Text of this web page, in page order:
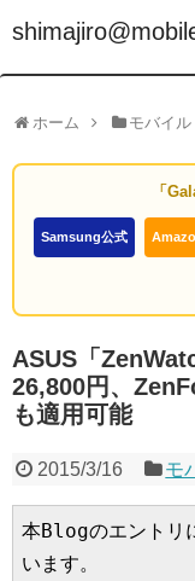
ホーム モバイル
「
Samsung公式
ASUS「
26,800円、
も適用可能
2015/3/16 モ
本Blogのエントリ
います。